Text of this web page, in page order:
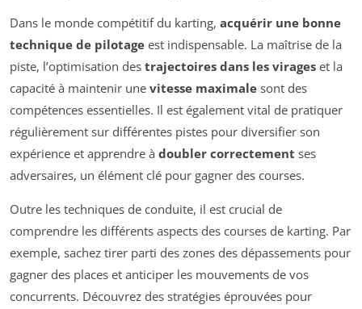
Dans le monde compétitif du karting, acquérir une bonne
technique de pilotage est indispensable. La maîtrise de la
piste, l’optimisation des trajectoires dans les virages et la
capacité à maintenir une vitesse maximale sont des
compétences essentielles. Il est également vital de pratiquer
régulièrement sur différentes pistes pour diversifier son
expérience et apprendre à doubler correctement ses
adversaires, un élément clé pour gagner des courses.
Outre les techniques de conduite, il est crucial de
comprendre les différents aspects des courses de karting. Par
exemple, sachez tirer parti des zones des dépassements pour
gagner des places et anticiper les mouvements de vos
concurrents. Découvrez des stratégies éprouvées pour